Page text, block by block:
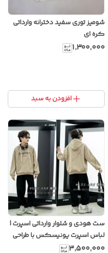
شومیز توری سفید دخترانه وارداتی
کره ای
۱٬۳۰۰٬۰۰۰
افزودن به سبد
ست هودی و شلوار وارداتی اسپرت |
لباس اسپرت یونیسکس با طراحی
خاص و پارچه باکیفیت
۳٬۵۰۰٬۰۰۰